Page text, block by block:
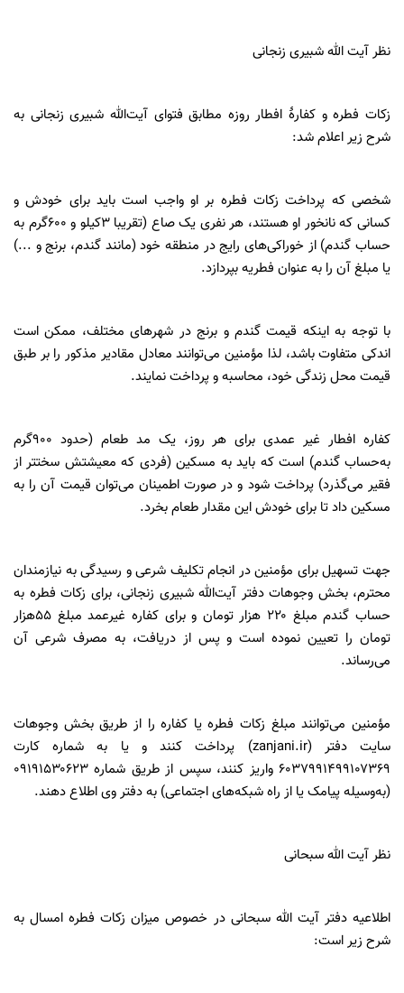
نظر آیت الله شبیری زنجانی
زکات فطره و کفارۀ افطار روزه مطابق فتوای آیت‌الله‌ شبیری زنجانی به
شرح زیر اعلام شد:
شخصی که پرداخت زکات فطره بر او واجب است باید برای خودش و
کسانی که نانخور او هستند، هر نفری یک صاع (تقریبا ۳کیلو و ۶۰۰گرم به
حساب گندم) از خوراکی‌های رایج در منطقه خود (مانند گندم، برنج و ...)
یا مبلغ آن را به عنوان فطریه بپردازد.
با توجه به اینکه قیمت گندم و برنج در شهرهای مختلف، ممکن است
اندکی متفاوت باشد، لذا مؤمنین می‌توانند معادل مقادیر مذکور را بر طبق
قیمت محل زندگی خود، محاسبه و پرداخت نمایند.
کفاره افطار غیر عمدی برای هر روز، یک مد طعام (حدود ۹۰۰گرم
به‌حساب گندم) است که باید به مسکین (فردی که معیشتش سختتر از
فقیر می‌گذرد) پرداخت شود و در صورت اطمینان می‌توان قیمت آن را به
مسکین داد تا برای خودش این مقدار طعام بخرد.
جهت تسهیل برای مؤمنین در انجام تکلیف شرعی و رسیدگی به نیازمندان
محترم، بخش وجوهات دفتر آیت‌الله‌ شبیری زنجانی، برای زکات فطره به
حساب گندم مبلغ ۲۲۰ هزار تومان و برای کفاره غیرعمد مبلغ ۵۵هزار
تومان را تعیین نموده است و پس از دریافت، به مصرف شرعی آن
می‌رساند.
مؤمنین می‌توانند مبلغ زکات فطره یا کفاره را از طریق بخش وجوهات
سایت دفتر (zanjani.ir) پرداخت کنند و یا به شماره کارت
۶۰۳۷۹۹۱۴۹۹۱۰۷۳۶۹ واریز کنند، سپس از طریق شماره ۰۹۱۹۱۵۳۰۶۲۳
(به‌وسیله پیامک یا از راه شبکه‌های اجتماعی) به دفتر وی اطلاع دهند.
نظر آیت الله سبحانی
اطلاعیه دفتر آیت الله سبحانی در خصوص میزان زکات فطره امسال به
شرح زیر است: